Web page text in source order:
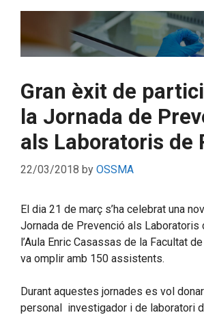
Gran èxit de
la Jornada de
als Laboratoris de
22/03/2018 by OSSMA
El dia 21 de març s’ha celebrat una
Jornada de Prevenció als Laboratoris
l’Aula Enric Casassas de la Facultat
va omplir amb 150 assistents.
Durant aquestes jornades es vol
personal investigador i de laboratori